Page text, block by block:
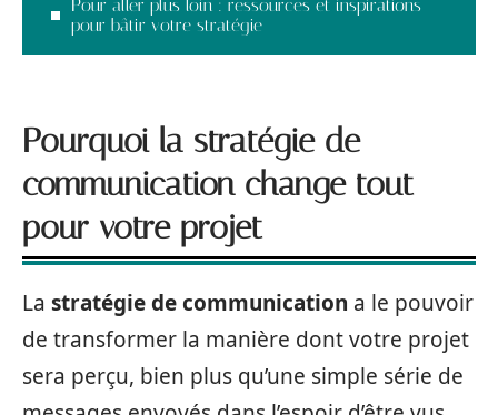
Pour aller plus loin : ressources et inspirations
pour bâtir votre stratégie
Pourquoi la stratégie de
communication change tout
pour votre projet
La stratégie de communication a le pouvoir
de transformer la manière dont votre projet
sera perçu, bien plus qu’une simple série de